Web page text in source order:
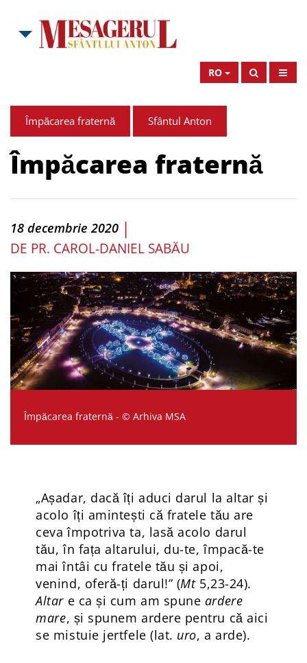
RO
Împăcarea fraternă Sfântul Anton
Împăcarea fraternă
18 decembrie 2020 |
DE PR. CAROL-DANIEL SABĂU
Împăcarea fraternă - © Arhiva MSA
„Așadar, dacă îți aduci darul la altar și
acolo îți amintești că fratele tău are
ceva împotriva ta, lasă acolo darul
tău, în fața altarului, du-te, împacă-te
mai întâi cu fratele tău și apoi,
venind, oferă-ți darul!” (Mt5,23-24).
Altar e ca și cum am spune ardere
mare, și spunem ardere pentru că aici
se mistuie jertfele (lat. uro, a arde).